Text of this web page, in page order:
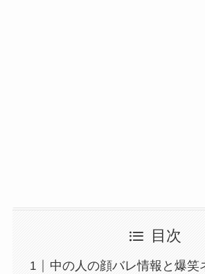
目次
中の人の顔バレ情報と爆笑